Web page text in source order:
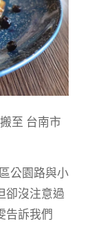
至 台南市
公園路與小
卻沒注意過
告訴我們